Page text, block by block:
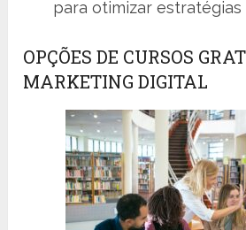
para otimizar
OPÇÕES DE CURSOS
MARKETING DIGITAL